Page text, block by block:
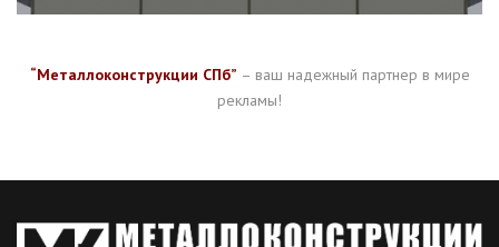
“Металлоконструкции СПб” – ваш надежный партнер в мире
рекламы!